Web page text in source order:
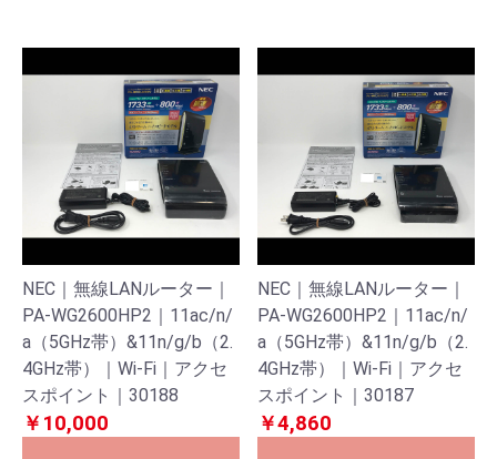
NEC｜無線LANルーター｜
PA-WG2600HP2｜11ac/n/
a（5GHz帯）&11n/g/b（2.
4GHz帯）｜Wi-Fi｜アクセ
スポイント｜30188
￥10,000
NEC｜無線LANルーター｜
PA-WG2600HP2｜11ac/n/
a（5GHz帯）&11n/g/b（2.
4GHz帯）｜Wi-Fi｜アクセ
スポイント｜30187
￥4,860